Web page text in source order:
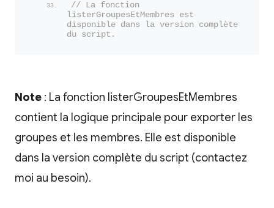
// La fonction
listerGroupesEtMembres est
disponible dans la version complète
du script.
Note : La fonction listerGroupesEtMembres
contient la logique principale pour exporter les
groupes et les membres. Elle est disponible
dans la version complète du script (contactez
moi au besoin).